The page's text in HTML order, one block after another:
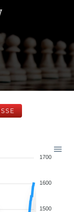
1700
1600
1500